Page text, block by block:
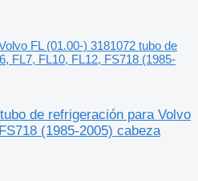
FL (01.00-) 3181072 tubo de
FL7, FL10, FL12, FS718 (1985-
de refrigeración para Volvo
(1985-2005) cabeza